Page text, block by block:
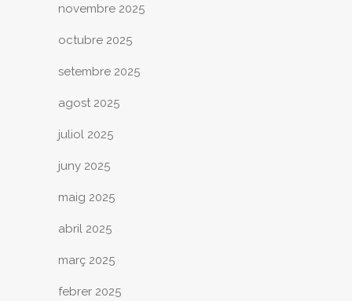
novembre 2025
octubre 2025
setembre 2025
agost 2025
juliol 2025
juny 2025
maig 2025
abril 2025
març 2025
febrer 2025